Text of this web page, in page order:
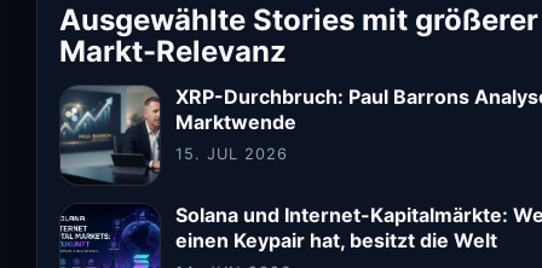
Ausgewählte Stories mit größerer
Markt-Relevanz
XRP-Durchbruch: Paul Barrons
Marktwende
15. JUL 2026
Solana und Internet-Kapitalmärkte:
einen Keypair hat, besitzt die Welt